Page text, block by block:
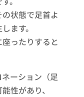
状態で足首よ
ます。
ったりすると
ーション（足
性があり、